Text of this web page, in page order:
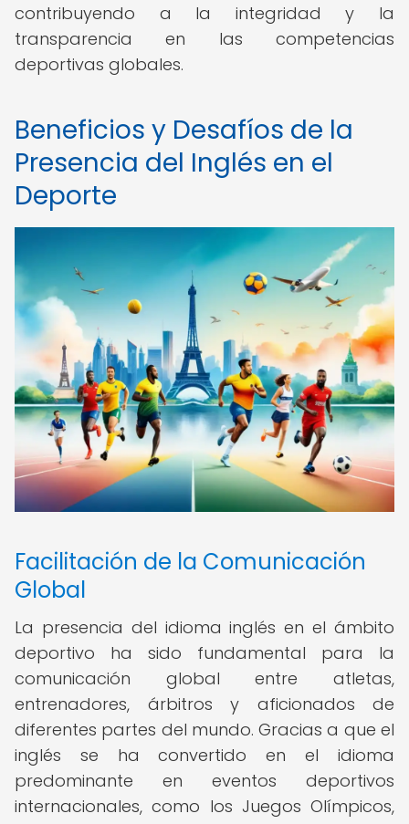
contribuyendo a la integridad y la
transparencia en las competencias
deportivas globales.
Beneficios y Desafíos de la
Presencia del Inglés en el
Deporte
Facilitación de la Comunicación
Global
La presencia del idioma inglés en el ámbito
deportivo ha sido fundamental para la
comunicación global entre atletas,
entrenadores, árbitros y aficionados de
diferentes partes del mundo. Gracias a que el
inglés se ha convertido en el idioma
predominante en eventos deportivos
internacionales, como los Juegos Olímpicos,